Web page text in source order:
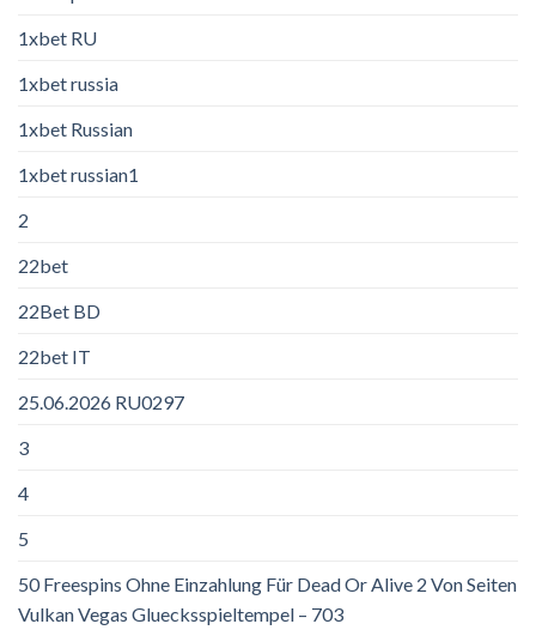
1xbet RU
1xbet russia
1xbet Russian
1xbet russian1
2
22bet
22Bet BD
22bet IT
25.06.2026 RU0297
3
4
5
50 Freespins Ohne Einzahlung Für Dead Or Alive 2 Von Seiten
Vulkan Vegas Gluecksspieltempel – 703